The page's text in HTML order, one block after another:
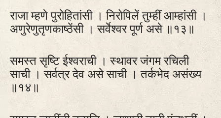
राजा म्हणे पुरोहितांसी । निरोपिलें तुम्हीं आम्हांसी ।
अणुरेणुतृणकाष्‍ठेंसी । सर्वेश्वर पूर्ण असे ॥१३॥
समस्त सृष्‍टि ईश्वराची । स्थावर जंगम रचिली
साची । सर्वत्र देव असे साची । तर्कभेद असंख्य
॥१४॥